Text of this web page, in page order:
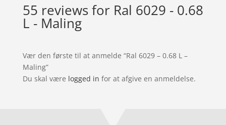
55 reviews for Ral 6029 - 0.68
L - Maling
Vær den første til at anmelde “Ral 6029 – 0.68 L –
Maling”
Du skal være logged in for at afgive en anmeldelse.